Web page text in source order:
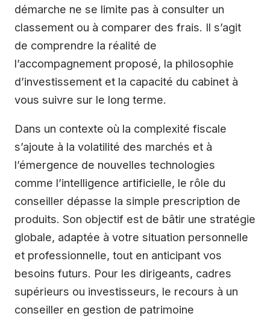
démarche ne se limite pas à consulter un
classement ou à comparer des frais. Il s’agit
de comprendre la réalité de
l’accompagnement proposé, la philosophie
d’investissement et la capacité du cabinet à
vous suivre sur le long terme.
Dans un contexte où la complexité fiscale
s’ajoute à la volatilité des marchés et à
l’émergence de nouvelles technologies
comme l’intelligence artificielle, le rôle du
conseiller dépasse la simple prescription de
produits. Son objectif est de bâtir une stratégie
globale, adaptée à votre situation personnelle
et professionnelle, tout en anticipant vos
besoins futurs. Pour les dirigeants, cadres
supérieurs ou investisseurs, le recours à un
conseiller en gestion de patrimoine